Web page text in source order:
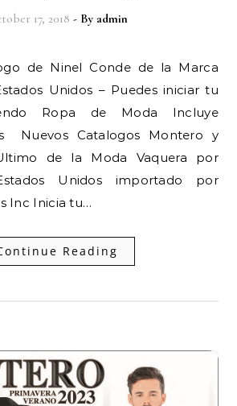
17, 2018 - By admin
Unidos – Puedes iniciar tu
Ropa de Moda Incluye
Nuevos Catalogos Montero y
de la Moda Vaquera por
Unidos importado por
Inc Inicia tu…
Reading